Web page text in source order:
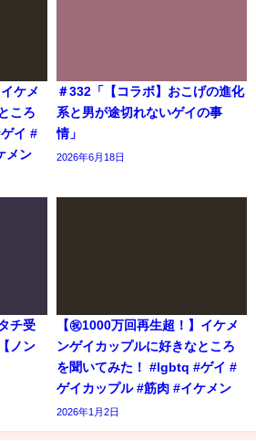
ケメ
ころ
イ #
メン
＃332「【コラボ】おこげの進化
系と男が途切れないゲイの事
情」
2026年6月18日
チ受
ノン
【㊗️1000万回再生超！】イケメ
ンゲイカップルに好きなところ
を聞いてみた！ #lgbtq #ゲイ #
ゲイカップル #筋肉 #イケメン
2026年1月2日